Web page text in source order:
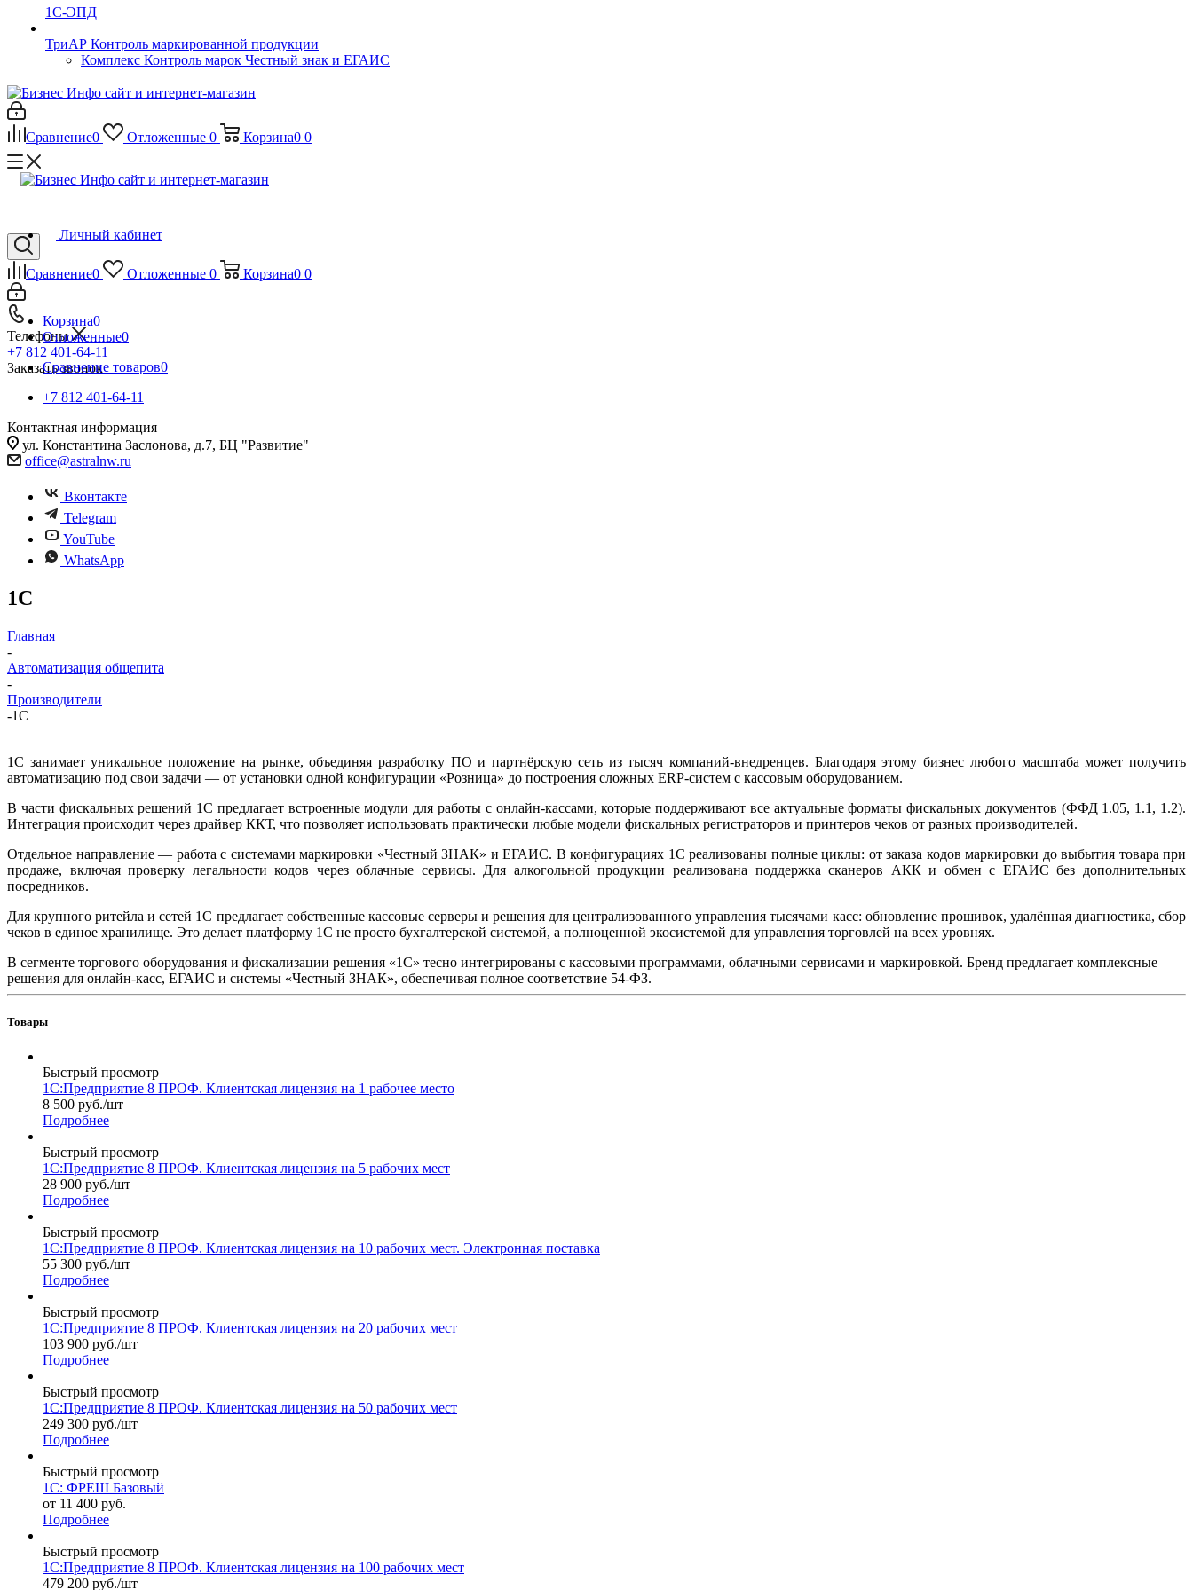
1С-ЭПД
ТриАР Контроль маркированной продукции
Комплекс Контроль марок Честный знак и ЕГАИС
Сравнение0 Отложенные 0 Корзина0 0
Сравнение0 Отложенные 0 Корзина0 0
Телефоны
+7 812 401-64-11
Заказать звонок
Личный кабинет
Корзина0
Отложенные0
Сравнение товаров0
+7 812 401-64-11
Контактная информация
ул. Константина Заслонова, д.7, БЦ "Развитие"
office@astralnw.ru
Вконтакте
Telegram
YouTube
WhatsApp
1С
Главная
-
Автоматизация общепита
-
Производители
-1С
1С занимает уникальное положение на рынке, объединяя разработку ПО и партнёрскую сеть из тысяч компаний-внедренцев. Благодаря этому бизнес любого масштаба может получить
автоматизацию под свои задачи — от установки одной конфигурации «Розница» до построения сложных ERP-систем с кассовым оборудованием.
В части фискальных решений 1С предлагает встроенные модули для работы с онлайн-кассами, которые поддерживают все актуальные форматы фискальных документов (ФФД 1.05, 1.1, 1.2).
Интеграция происходит через драйвер ККТ, что позволяет использовать практически любые модели фискальных регистраторов и принтеров чеков от разных производителей.
Отдельное направление — работа с системами маркировки «Честный ЗНАК» и ЕГАИС. В конфигурациях 1С реализованы полные циклы: от заказа кодов маркировки до выбытия товара при
продаже, включая проверку легальности кодов через облачные сервисы. Для алкогольной продукции реализована поддержка сканеров АКК и обмен с ЕГАИС без дополнительных
посредников.
Для крупного ритейла и сетей 1С предлагает собственные кассовые серверы и решения для централизованного управления тысячами касс: обновление прошивок, удалённая диагностика, сбор
чеков в единое хранилище. Это делает платформу 1С не просто бухгалтерской системой, а полноценной экосистемой для управления торговлей на всех уровнях.
В сегменте торгового оборудования и фискализации решения «1С» тесно интегрированы с кассовыми программами, облачными сервисами и маркировкой. Бренд предлагает комплексные
решения для онлайн-касс, ЕГАИС и системы «Честный ЗНАК», обеспечивая полное соответствие 54-ФЗ.
Товары
Быстрый просмотр
1С:Предприятие 8 ПРОФ. Клиентская лицензия на 1 рабочее место
8 500 руб./шт
Подробнее
Быстрый просмотр
1С:Предприятие 8 ПРОФ. Клиентская лицензия на 5 рабочих мест
28 900 руб./шт
Подробнее
Быстрый просмотр
1С:Предприятие 8 ПРОФ. Клиентская лицензия на 10 рабочих мест. Электронная поставка
55 300 руб./шт
Подробнее
Быстрый просмотр
1С:Предприятие 8 ПРОФ. Клиентская лицензия на 20 рабочих мест
103 900 руб./шт
Подробнее
Быстрый просмотр
1С:Предприятие 8 ПРОФ. Клиентская лицензия на 50 рабочих мест
249 300 руб./шт
Подробнее
Быстрый просмотр
1С: ФРЕШ Базовый
от 11 400 руб.
Подробнее
Быстрый просмотр
1С:Предприятие 8 ПРОФ. Клиентская лицензия на 100 рабочих мест
479 200 руб./шт